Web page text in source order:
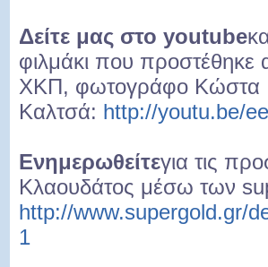
Δείτε μας στο youtube
φιλμάκι που προστέθηκε
ΧΚΠ, φωτογράφο Κώστα
Καλτσά: http://youtu.be/
Ενημερωθείτεγια τις
Κλαουδάτος μέσω των
http://www.supergold.gr/
1